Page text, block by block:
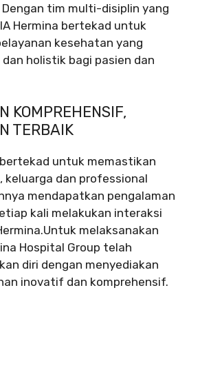
tim multi-disiplin yang
Hermina bertekad untuk
kesehatan yang
holistik bagi pasien dan
KOMPREHENSIF,
TERBAIK
bertekad untuk memastikan
keluarga dan professional
mendapatkan pengalaman
kali melakukan interaksi
melaksanakan
Hospital Group telah
diri dengan menyediakan
inovatif dan komprehensif.